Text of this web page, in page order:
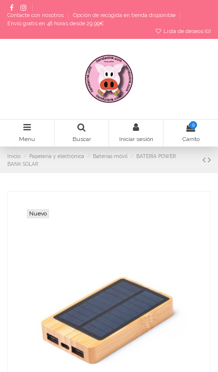
Contacte con nosotros
Opción de recogida en tienda disponible
Envío gratis en 48 horas desde 29,99€
Lista de deseos (0)
Menu Buscar Iniciar sesión
0
Carrito
Inicio Papelería y electrónica Baterías móvil
BATERÍA POWER
BANK SOLAR
Nuevo